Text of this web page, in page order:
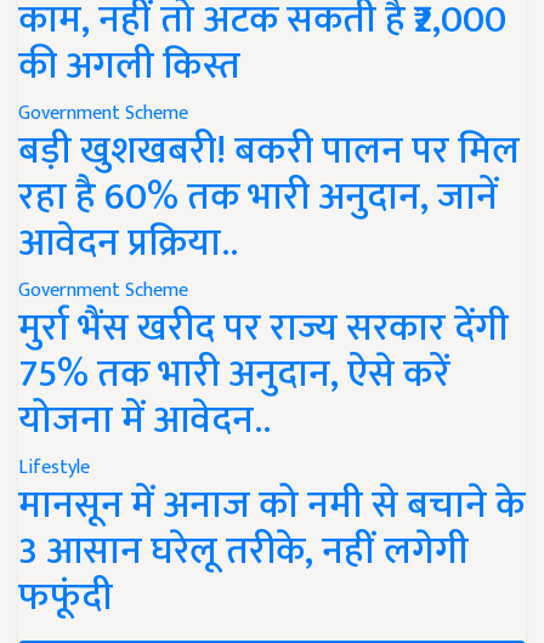
काम, नहीं तो अटक सकती है ₹2,000
की अगली किस्त
Government Scheme
बड़ी खुशखबरी! बकरी पालन पर मिल
रहा है 60% तक भारी अनुदान, जानें
आवेदन प्रक्रिया..
Government Scheme
मुर्रा भैंस खरीद पर राज्य सरकार देंगी
75% तक भारी अनुदान, ऐसे करें
योजना में आवेदन..
Lifestyle
मानसून में अनाज को नमी से बचाने के
3 आसान घरेलू तरीके, नहीं लगेगी
फफूंदी